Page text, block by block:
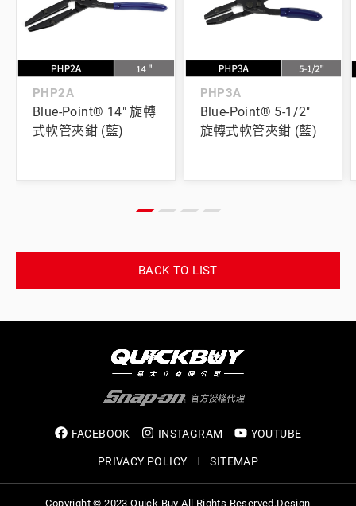
PHP2A
Blue-Point® 14" 旋轉
式軟管夾鉗 (藍)
PHP3A
Blue-Point® 5-1/2"
旋轉式軟管夾鉗 (藍)
BACK TO LIST
FACEBOOK INSTAGRAM YOUTUBE
PRIVACY POLICY SITEMAP
Copyright © 2023 Quick Buy All Rights Reserved.Design